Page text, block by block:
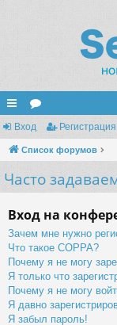
с
ы
лк
ор
ум
ы
Вход Регистрация
Список форумов
Часто
Вход на
Зачем мне нужно
Что такое COPPA?
Почему я не могу
Я только что
Почему я не могу
Я давно
Я забыл пароль!